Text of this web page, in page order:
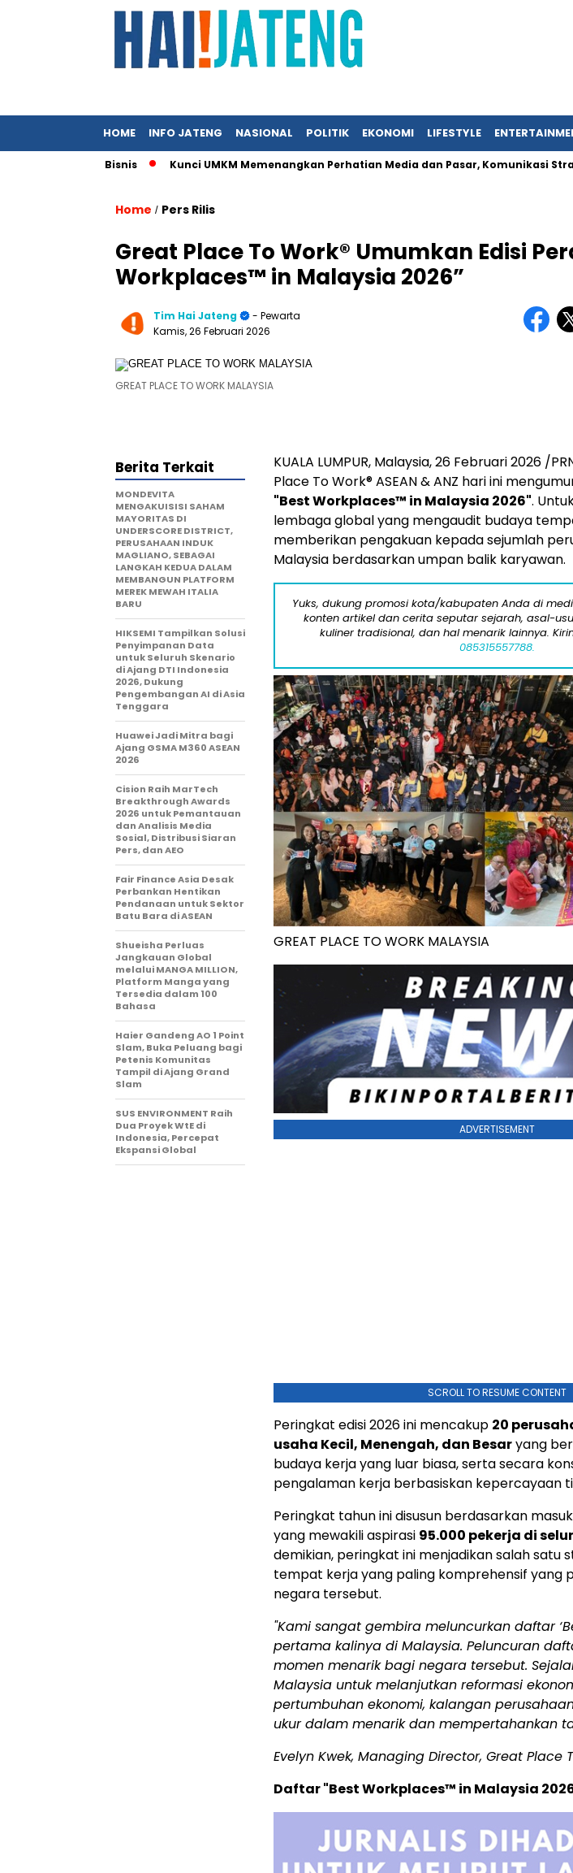
HOME INFO JATENG NASIONAL POLITIK EKONOMI LIFESTYLE
Kunci UMKM Memenangkan Perhatian Media dan Pasar, Komunikasi Strategis
Home / Pers Rilis
Great Place To Work® Umumkan Edisi
Workplaces™ in Malaysia 2026”
Tim Hai Jateng
- Pewarta
Kamis, 26 Februari 2026
GREAT PLACE TO WORK MALAYSIA
KUALA LUMPUR, Malaysia, 26 Februari 2026 /
Place To Work® ASEAN & ANZ hari ini
"Best Workplaces™ in Malaysia 2026".
lembaga global yang mengaudit budaya
memberikan pengakuan kepada sejumlah
Malaysia berdasarkan umpan balik karyawan.
Yuks, dukung promosi kota/kabupaten Anda di
konten artikel dan cerita seputar sejarah, asal-
kuliner tradisional, dan hal menarik lainnya.
085315557788.
GREAT PLACE TO WORK MALAYSIA
ADVERTISEMENT
SCROLL TO RESUME CONTENT
Peringkat edisi 2026 ini mencakup 20
usaha Kecil, Menengah, dan Besaryang
budaya kerja yang luar biasa, serta secara
pengalaman kerja berbasiskan kepercayaan
Peringkat tahun ini disusun berdasarkan
yang mewakili aspirasi 95.000 pekerja di
demikian, peringkat ini menjadikan salah satu
tempat kerja yang paling komprehensif yang
negara tersebut.
"Kami sangat gembira meluncurkan daftar
pertama kalinya di Malaysia. Peluncuran
momen menarik bagi negara tersebut.
Malaysia untuk melanjutkan reformasi
pertumbuhan ekonomi, kalangan
ukur dalam menarik dan mempertahankan
Evelyn Kwek, Managing Director, Great Place
Daftar "Best Workplaces™ in Malaysia
Berita Terkait
MONDEVITA
MENGAKUISISI SAHAM
MAYORITAS DI
UNDERSCORE DISTRICT,
PERUSAHAAN INDUK
MAGLIANO, SEBAGAI
LANGKAH KEDUA DALAM
MEMBANGUN PLATFORM
MEREK MEWAH ITALIA
BARU
HIKSEMI Tampilkan Solusi
Penyimpanan Data
untuk Seluruh Skenario
di Ajang DTI Indonesia
2026, Dukung
Pengembangan AI di Asia
Tenggara
Huawei Jadi Mitra bagi
Ajang GSMA M360 ASEAN
2026
Cision Raih MarTech
Breakthrough Awards
2026 untuk Pemantauan
dan Analisis Media
Sosial, Distribusi Siaran
Pers, dan AEO
Fair Finance Asia Desak
Perbankan Hentikan
Pendanaan untuk Sektor
Batu Bara di ASEAN
Shueisha Perluas
Jangkauan Global
melalui MANGA MILLION,
Platform Manga yang
Tersedia dalam 100
Bahasa
Haier Gandeng AO 1 Point
Slam, Buka Peluang bagi
Petenis Komunitas
Tampil di Ajang Grand
Slam
SUS ENVIRONMENT Raih
Dua Proyek WtE di
Indonesia, Percepat
Ekspansi Global